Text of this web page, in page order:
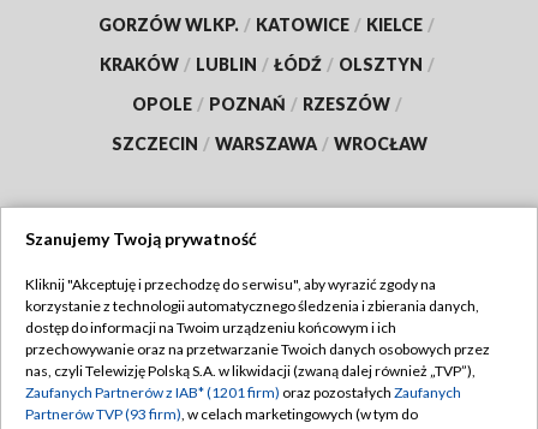
GORZÓW WLKP. / KATOWICE / KIELCE /
KRAKÓW / LUBLIN / ŁÓDŹ / OLSZTYN /
OPOLE / POZNAŃ / RZESZÓW /
SZCZECIN / WARSZAWA / WROCŁAW
TVP
Abonament TVP
Emisja w TVP
Regulamin TVP
Polityka prywatności
Szanujemy Twoją prywatność
Kliknij "Akceptuję i przechodzę do serwisu", aby wyrazić zgody na
korzystanie z technologii automatycznego śledzenia i zbierania danych,
dostęp do informacji na Twoim urządzeniu końcowym i ich
przechowywanie oraz na przetwarzanie Twoich danych osobowych przez
nas, czyli Telewizję Polską S.A. w likwidacji (zwaną dalej również „TVP”),
Zaufanych Partnerów z IAB* (1201 firm) oraz pozostałych Zaufanych
Partnerów TVP (93 firm), w celach marketingowych (w tym do